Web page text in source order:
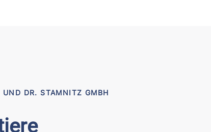
UND DR. STAMNITZ GMBH